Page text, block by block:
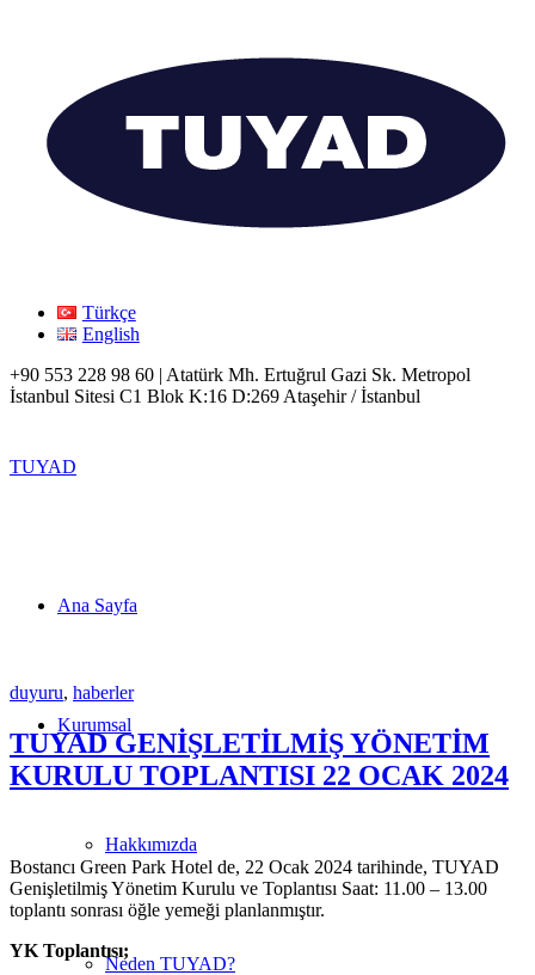
Türkçe
English
+90 553 228 98 60 | Atatürk Mh. Ertuğrul Gazi Sk. Metropol
İstanbul Sitesi C1 Blok K:16 D:269 Ataşehir / İstanbul
TUYAD
Ana Sayfa
Kurumsal
Hakkımızda
Neden TUYAD?
duyuru, haberler
TUYAD GENİŞLETİLMİŞ YÖNETİM
KURULU TOPLANTISI 22 OCAK 2024
Bostancı Green Park Hotel de, 22 Ocak 2024 tarihinde, TUYAD
Genişletilmiş Yönetim Kurulu ve Toplantısı Saat: 11.00 – 13.00
toplantı sonrası öğle yemeği planlanmıştır.
YK Toplantısı;